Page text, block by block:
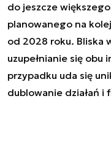
do jeszcze
planowanego na
od 2028 roku. Bliska
uzupełnianie się
przypadku uda się
dublowanie działań i